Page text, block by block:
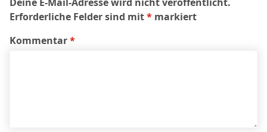
Erforderliche Felder sind mit* markiert
Kommentar*